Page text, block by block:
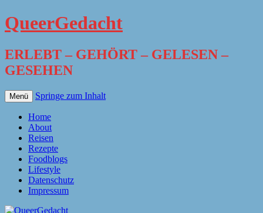
QueerGedacht
ERLEBT – GEHÖRT – GELESEN –
GESEHEN
Menü Springe zum Inhalt
Home
About
Reisen
Rezepte
Foodblogs
Lifestyle
Datenschutz
Impressum